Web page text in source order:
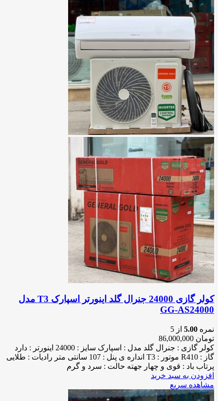
کولر گازی 24000 جنرال گلد اینورتر اسپارک T3 مدل
GG-AS24000
نمره 5.00 از 5
تومان
کولر گازی : جنرال گلد مدل : اسپارک سایز : 24000 اینورتر : دارد
گاز : R410 موتور : T3 انداره ی پنل : 107 سانتی متر رادیات : طلایی
پرتاب باد : قوی و چهار جهته حالت : سرد و گرم
افزودن به سبد خرید
مشاهده سریع